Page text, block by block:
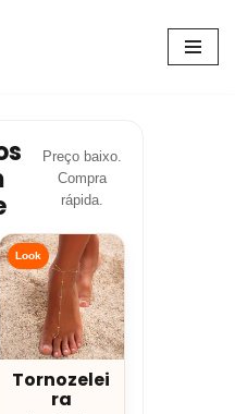
Preço baixo.
Compra
rápida.
Look
Tornozelei
ra